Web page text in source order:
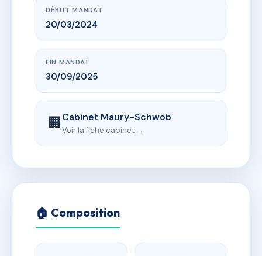
DÉBUT MANDAT
20/03/2024
FIN MANDAT
30/09/2025
🏢Cabinet Maury-Schwob
Voir la fiche cabinet →
🏠 Composition